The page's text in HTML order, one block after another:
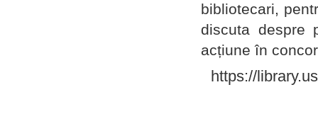
bibliotecari,
discuta despre
acțiune în
https://